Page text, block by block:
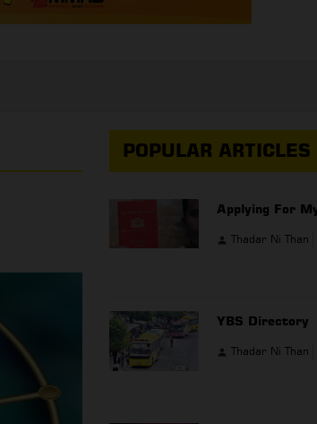
POPULAR ARTICLES
Applying For
Thadar Ni Than
YBS Directory
Thadar Ni Than